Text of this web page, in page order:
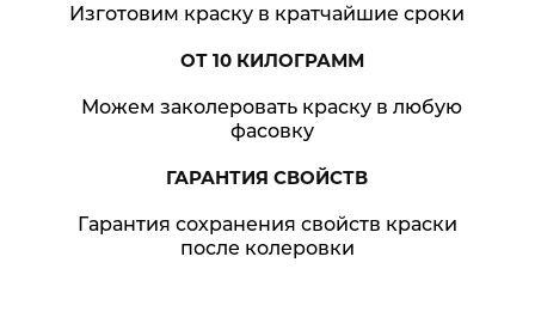
Изготовим краску в кратчайшие сроки
ОТ 10КИЛОГРАММ
Можем заколеровать краску в любую
фасовку
ГАРАНТИЯ СВОЙСТВ
Гарантия сохранения свойств краски
после колеровки